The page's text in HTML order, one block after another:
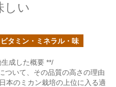
しい
ビタミン・ミネラル・味
生成した概要 **/
ついて、その品質の高さの理由
本のミカン栽培の上位に入る適